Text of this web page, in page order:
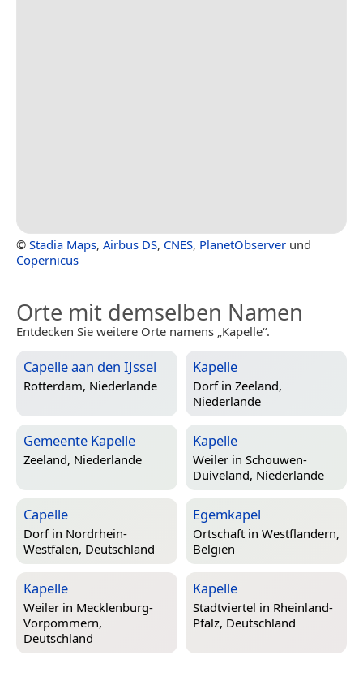
© Stadia Maps, Airbus DS, CNES, PlanetObserver und
Copernicus
Orte mit demselben Namen
Entdecken Sie weitere Orte namens „Kapelle“.
Capelle aan den IJssel
Rotterdam, Niederlande
Kapelle
Dorf in Zeeland,
Niederlande
Gemeente Kapelle
Zeeland, Niederlande
Kapelle
Weiler in Schouwen-
Duiveland, Niederlande
Capelle
Dorf in Nordrhein-
Westfalen, Deutschland
Egemkapel
Ortschaft in Westflandern,
Belgien
Kapelle
Weiler in Mecklenburg-
Vorpommern,
Deutschland
Kapelle
Stadtviertel in Rheinland-
Pfalz, Deutschland